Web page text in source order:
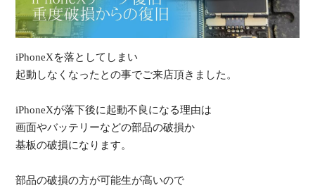
iPhoneXを落としてしまい
起動しなくなったとの事でご来店頂きました。
iPhoneXが落下後に起動不良になる理由は
画面やバッテリーなどの部品の破損か
基板の破損になります。
部品の破損の方が可能生が高いので